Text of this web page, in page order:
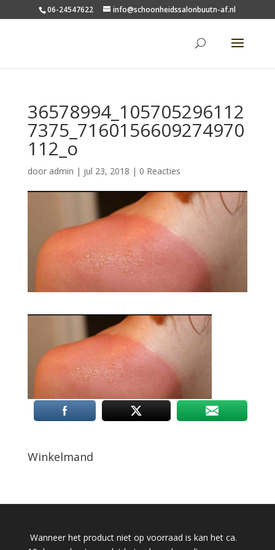
06-24547622 info@schoonheidssalonbuutn-af.nl
36578994_105705296112
7375_7160156609274970
112_o
door admin | jul 23, 2018 | 0 Reacties
Winkelmand
Wanneer het product niet op voorraad is kan het ca.